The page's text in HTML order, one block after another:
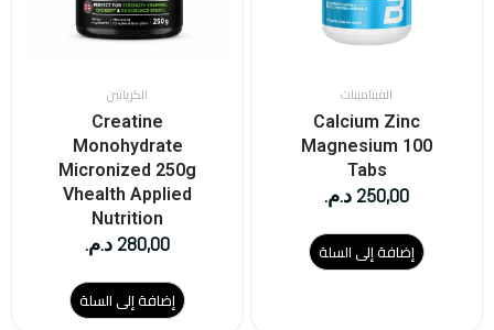
الفيتامينات
Calcium Zinc
Magnesium 100
Tabs
250,00 د.م.
إضافة إلى السلة
الكرياتين
Creatine
Monohydrate
Micronized 250g
Vhealth Applied
Nutrition
280,00 د.م.
إضافة إلى السلة